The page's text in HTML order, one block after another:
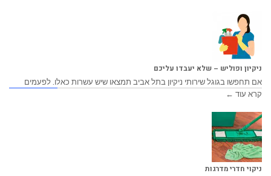
ניקיון ופוליש – שלא יעבדו עליכם
אם תחפשו בגוגל שירותי ניקיון בתל אביב תמצאו שיש עשרות כאלו. לפעמים
קרא עוד ←
ניקוי חדרי מדרגות